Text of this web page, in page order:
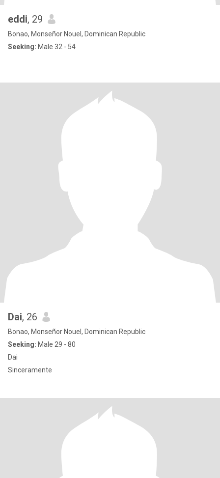
eddi, 29
Bonao, Monseñor Nouel, Dominican Republic
Seeking: Male 32 - 54
Dai, 26
Bonao, Monseñor Nouel, Dominican Republic
Seeking: Male 29 - 80
Dai
Sinceramente